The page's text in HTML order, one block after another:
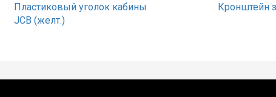
Пластиковый уголок кабины
JCB (желт.)
Кронштейн